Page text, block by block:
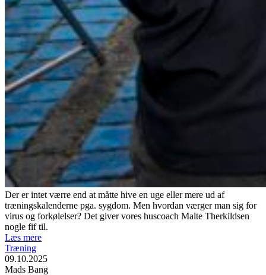
Der er intet værre end at måtte hive en uge eller mere ud af
træningskalenderne pga. sygdom. Men hvordan værger man sig for
virus og forkølelser? Det giver vores huscoach Malte Therkildsen
nogle fif til.
Læs mere
Træning
09.10.2025
Mads Bang